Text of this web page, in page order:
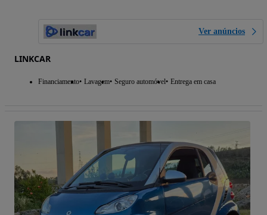
Ver anúncios
LINKCAR
Financiamento Lavagem Seguro automóvel Entrega em casa